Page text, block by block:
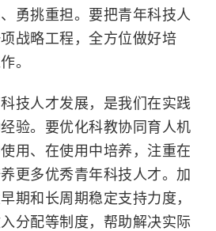
勇挑重担。要把青年科技人
战略工程，全方位做好培
。
人才发展，是我们在实践
验。要优化科教协同育人机
用、在使用中培养，注重在
更多优秀青年科技人才。加
期和长周期稳定支持力度，
分配等制度，帮助解决实际